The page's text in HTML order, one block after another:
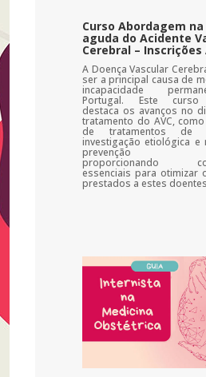
Curso Abordagem
aguda do Acidente
Cerebral –
A Doença Vascular
ser a principal causa de
incapacidade
Portugal. Este curso
destaca os avanços no
tratamento do AVC,
de tratamentos de
investigação etiológica e
prevenção
proporcionando
essenciais para otimizar
prestados a estes